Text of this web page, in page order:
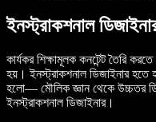
ইনস্ট্রাকশনাল
কার্যকর শিক্ষামূলক কনটেন্ট তৈরি
হয়। ইনস্ট্রাকশনাল ডিজাইনার হতে
হলো— মৌলিক জ্ঞান থেকে উচ্চতর
ইনস্ট্রাকশনাল ডিজাইনার।